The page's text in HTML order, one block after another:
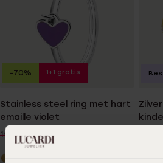
Stainless steel ring met hart
emaille violet
19.996
-70% 1+1 gratis